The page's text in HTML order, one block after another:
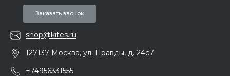
Заказать звонок
shop@kites.ru
127137 Москва, ул. Правды, д. 24с7
+74956331555